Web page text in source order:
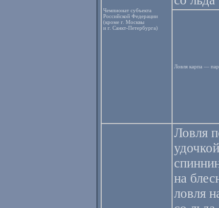
Чемпионат субъекта
Российской Федерации
(кроме г. Москвы
и г. Санкт-Петербурга)
Ловля карпа —
Ловля
на
ловля